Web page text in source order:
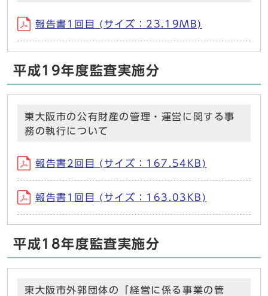
報告書1回目 (サイズ：23.19MB)
平成19年度監査実施分
東大阪市の公有財産の管理・運営に関する事
務の執行について
報告書2回目 (サイズ：167.54KB)
報告書1回目 (サイズ：163.03KB)
平成18年度監査実施分
東大阪市外郭団体の「経営に係る事業の管